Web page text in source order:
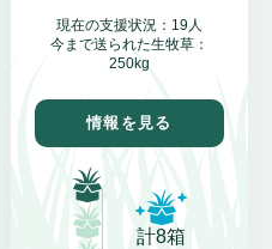
現在の支援状況：19人
今まで送られた生牧草：
250kg
情報を見る
計8箱